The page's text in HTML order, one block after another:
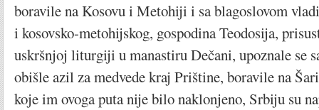
boravile na Kosovu i Metohiji i sa blagoslovom
i kosovsko-metohijskog, gospodina Teodosija,
uskršnjoj liturgiji u manastiru Dečani, upoznale se
obišle azil za medvede kraj Prištine, boravile na
koje im ovoga puta nije bilo naklonjeno, Srbiju su